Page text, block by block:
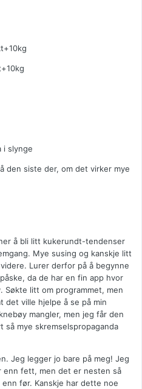
i slynge
den siste der, om det virker mye
å bli litt kukerundt-tendenser
Mye susing og kanskje litt
Lurer derfor på å begynne
da de har en fin app hvor
Søkte litt om programmet, men
det ville hjelpe å se på min
mangler, men jeg får den
så mye skremselspropaganda
Jeg legger jo bare på meg! Jeg
enn fett, men det er nesten så
før. Kanskje har dette noe